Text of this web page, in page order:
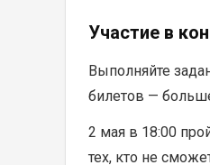
Участие в
Выполняйте
билетов —
2 мая в 18:00
тех, кто не